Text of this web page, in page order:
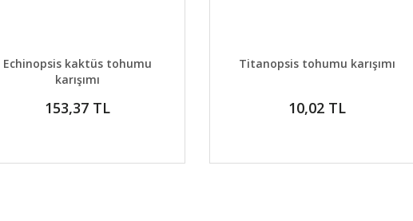
DETAYLAR SEPETE EKLE
Echinopsis kaktüs tohumu
karışımı
153,37 TL
DETAYLAR GELİNCE HABER VER
Titanopsis tohumu karışımı
10,02 TL